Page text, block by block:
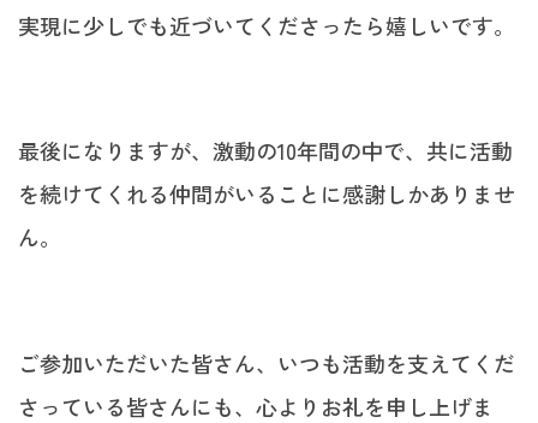
実現に少しでも近づいてくださったら嬉しいです。
最後になりますが、激動の10年間の中で、共に活動
を続けてくれる仲間がいることに感謝しかありませ
ん。
ご参加いただいた皆さん、いつも活動を支えてくだ
さっている皆さんにも、心よりお礼を申し上げま